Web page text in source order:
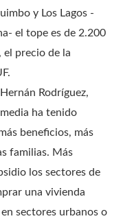
y Los Lagos -
el tope es de 2.200
el precio de la
Rodríguez,
ha tenido
beneficios, más
familias. Más
los sectores de
una vivienda
sectores urbanos o